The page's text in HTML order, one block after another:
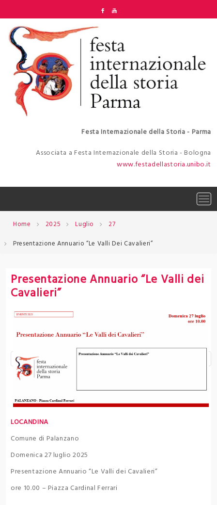
content
Festa Internazionale della Storia - Parma
Associata a Festa Internazionale della Storia - Bologna
www.festadellastoria.unibo.it
Home 2025 Luglio
27
Presentazione Annuario “Le Valli Dei Cavalieri”
Presentazione Annuario “Le Valli dei
Cavalieri”
LOCANDINA
Comune di Palanzano
Domenica 27 luglio 2025
Presentazione Annuario “Le Valli dei Cavalieri”
ore 10.00 – Piazza Cardinal Ferrari